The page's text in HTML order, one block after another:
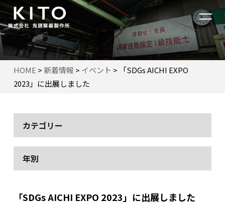
HOME > 新着情報 > イベント >
「SDGs AICHI EXPO
2023」に出展しました
カテゴリー
年別
「SDGs AICHI EXPO 2023」に出展しました